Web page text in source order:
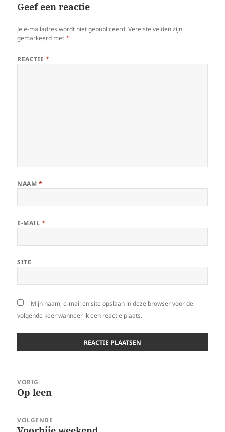
Geef een reactie
Je e-mailadres wordt niet gepubliceerd. Vereiste velden zijn
gemarkeerd met*
REACTIE*
NAAM *
E-MAIL *
SITE
Mijn naam, e-mail en site opslaan in deze browser voor de
volgende keer wanneer ik een reactie plaats.
navigatie
VORIG
Vorig
Op leen
VOLGENDE